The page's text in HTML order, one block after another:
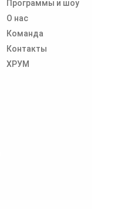
Программы и шоу
О нас
Команда
Контакты
ХРУМ